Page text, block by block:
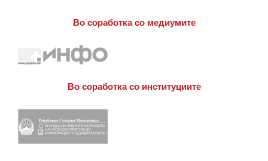
Во соработка со медиумите
Во соработка со институциите